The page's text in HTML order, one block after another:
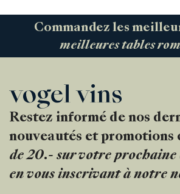
Commandez les
meilleures tables
Restez informé de nos
nouveautés et promotions
de 20.- sur votre prochaine
en vous inscrivant à notre